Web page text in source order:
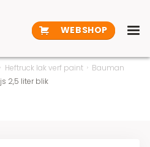
WEBSHOP
Heftruck lak verf paint
Bauman
2,5 liter blik